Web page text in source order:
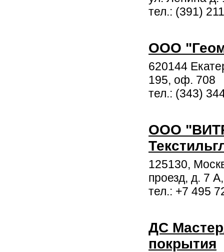
тел.: (391)
ООО
620144
195, оф. 708
тел.: (343)
ООО
125130,
проезд, д. 7
тел.: +7 495
ДС
покрытия